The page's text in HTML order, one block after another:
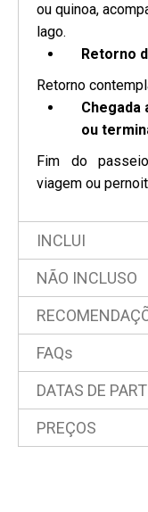
ou quinoa,
lago.
Retorno
Retorno
Chegada
ou
Fim do
viagem ou
INCLUI
NÃO INCLUSO
FAQs
DATAS DE
PREÇOS